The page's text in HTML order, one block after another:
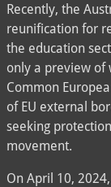
Recently, the
reunification for
the education
only a preview of
Common
of EU external
seeking
movement.
On April 10,